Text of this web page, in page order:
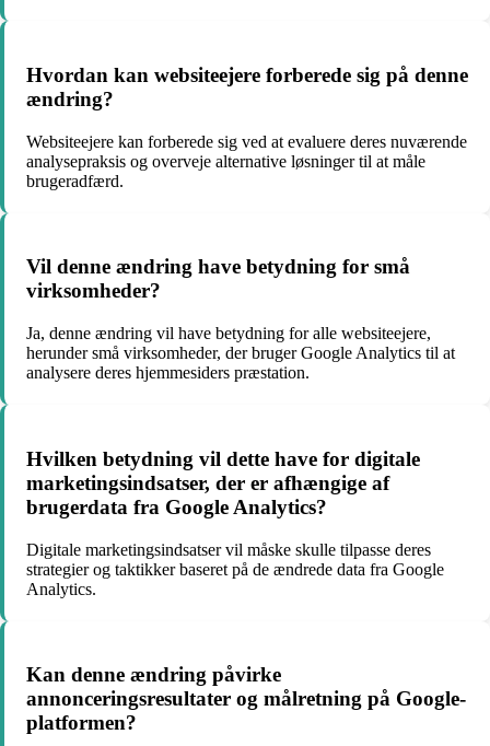
Hvordan kan websiteejere forberede sig på denne
ændring?
Websiteejere kan forberede sig ved at evaluere deres nuværende
analysepraksis og overveje alternative løsninger til at måle
brugeradfærd.
Vil denne ændring have betydning for små
virksomheder?
Ja, denne ændring vil have betydning for alle websiteejere,
herunder små virksomheder, der bruger Google Analytics til at
analysere deres hjemmesiders præstation.
Hvilken betydning vil dette have for digitale
marketingsindsatser, der er afhængige af
brugerdata fra Google Analytics?
Digitale marketingsindsatser vil måske skulle tilpasse deres
strategier og taktikker baseret på de ændrede data fra Google
Analytics.
Kan denne ændring påvirke
annonceringsresultater og målretning på Google-
platformen?